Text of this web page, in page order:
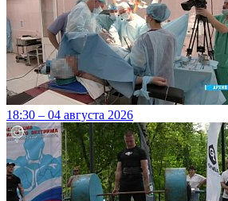
18:30 – 04 августа 2026